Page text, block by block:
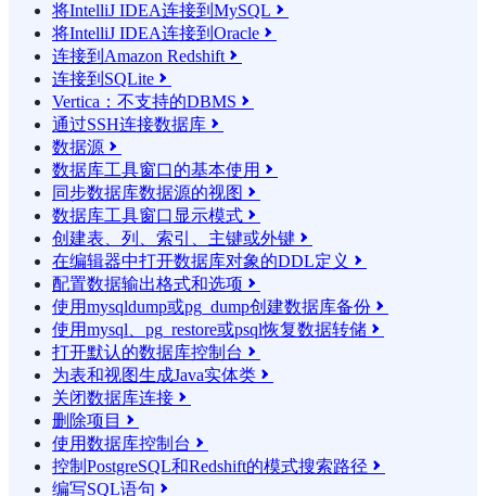
将IntelliJ IDEA连接到MySQL 
将IntelliJ IDEA连接到Oracle 
连接到Amazon Redshift 
连接到SQLite 
Vertica：不支持的DBMS 
通过SSH连接数据库 
数据源 
数据库工具窗口的基本使用 
同步数据库数据源的视图 
数据库工具窗口显示模式 
创建表、列、索引、主键或外键 
在编辑器中打开数据库对象的DDL定义 
配置数据输出格式和选项 
使用mysqldump或pg_dump创建数据库备份 
使用mysql、pg_restore或psql恢复数据转储 
打开默认的数据库控制台 
为表和视图生成Java实体类 
关闭数据库连接 
删除项目 
使用数据库控制台 
控制PostgreSQL和Redshift的模式搜索路径 
编写SQL语句 